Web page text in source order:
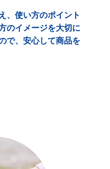
、使い方のポイント
のイメージを大切に
で、安心して商品を